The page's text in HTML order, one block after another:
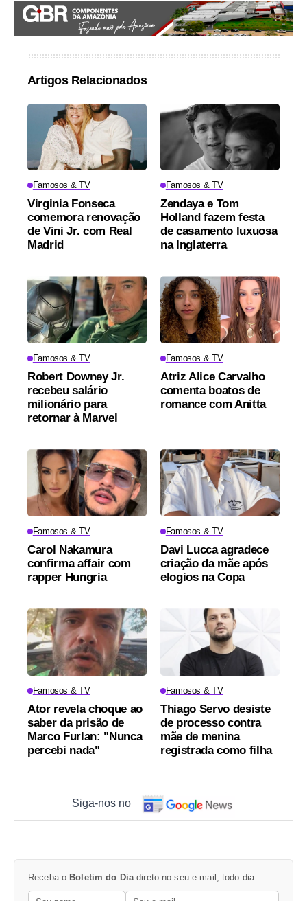
Artigos Relacionados
Famosos & TV
Virginia Fonseca
comemora renovação
de Vini Jr. com Real
Madrid
Famosos & TV
Zendaya e Tom
Holland fazem festa
de casamento luxuosa
na Inglaterra
Famosos & TV
Robert Downey Jr.
recebeu salário
milionário para
retornar à Marvel
Famosos & TV
Atriz Alice Carvalho
comenta boatos de
romance com Anitta
Famosos & TV
Carol Nakamura
confirma affair com
rapper Hungria
Famosos & TV
Davi Lucca agradece
criação da mãe após
elogios na Copa
Famosos & TV
Ator revela choque ao
saber da prisão de
Marco Furlan: "Nunca
percebi nada"
Famosos & TV
Thiago Servo desiste
de processo contra
mãe de menina
registrada como filha
Siga-nos no
Receba o Boletim do Dia direto no seu e-mail, todo dia.